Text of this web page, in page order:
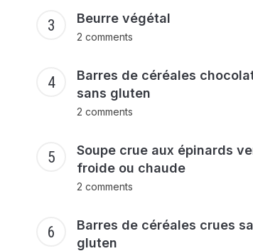
Beurre végétal
2 comments
Barres de céréales
sans gluten
2 comments
Soupe crue aux épinards
froide ou chaude
2 comments
Barres de céréales crues
gluten